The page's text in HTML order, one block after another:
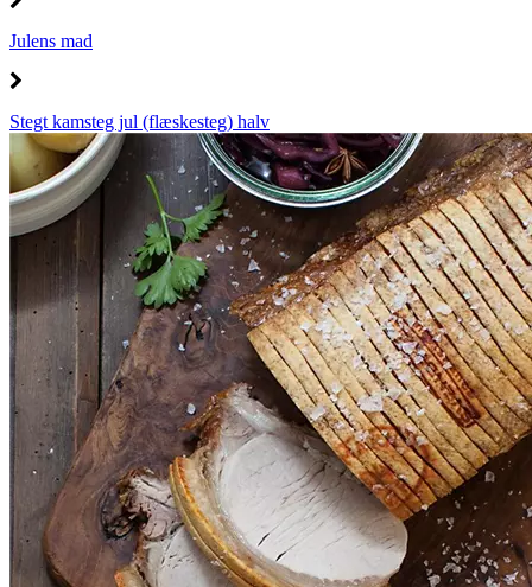
Julens mad
Stegt kamsteg jul (flæskesteg) halv